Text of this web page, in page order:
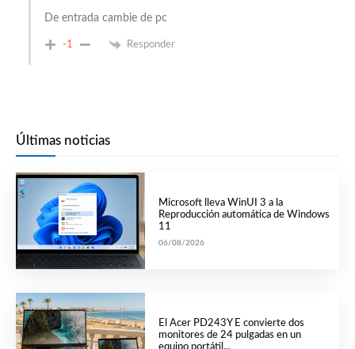
De entrada cambie de pc
-1 Responder
Últimas noticias
Microsoft lleva WinUI 3 a la
Reproducción automática de Windows
11
06/08/2026
El Acer PD243Y E convierte dos
monitores de 24 pulgadas en un
equipo portátil...